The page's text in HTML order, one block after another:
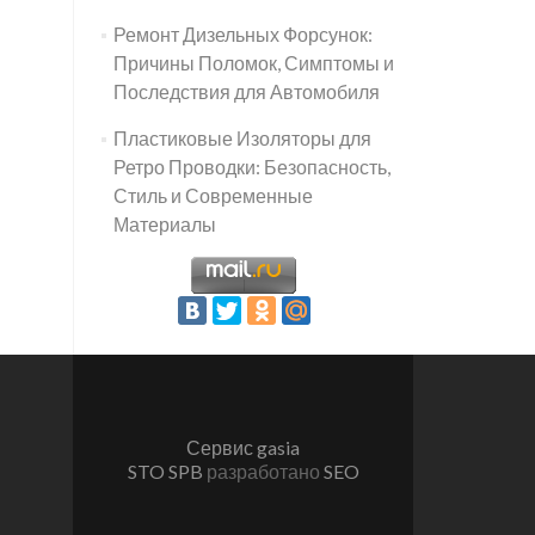
Ремонт Дизельных Форсунок:
Причины Поломок, Симптомы и
Последствия для Автомобиля
Пластиковые Изоляторы для
Ретро Проводки: Безопасность,
Стиль и Современные
Материалы
Сервис gasia
STO SPB разработано SEO